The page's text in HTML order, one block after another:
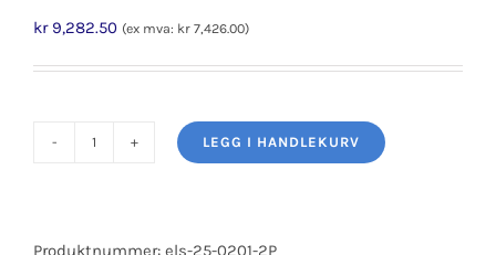
kr9,282.50 (ex mva: kr 7,426.00)
2P
LEGG I HANDLEKURV
Produktnummer: els-25-0201-2P